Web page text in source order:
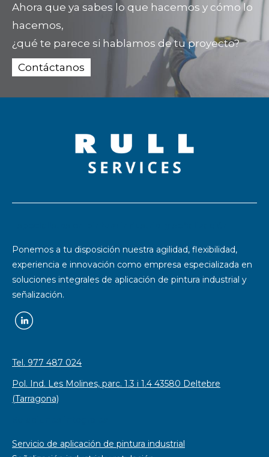
Ahora que ya sabes lo que hacemos y cómo lo
hacemos,
¿qué te parece si hablamos de tu proyecto?
Contáctanos
Ponemos a tu disposición nuestra agilidad, flexibilidad,
experiencia e innovación como empresa especializada en
soluciones integrales de aplicación de pintura industrial y
señalización.
Tel. 977 487 024
Pol. Ind. Les Molines, parc. 1.3 i 1.4 43580 Deltebre
(Tarragona)
Servicio de aplicación de pintura industrial